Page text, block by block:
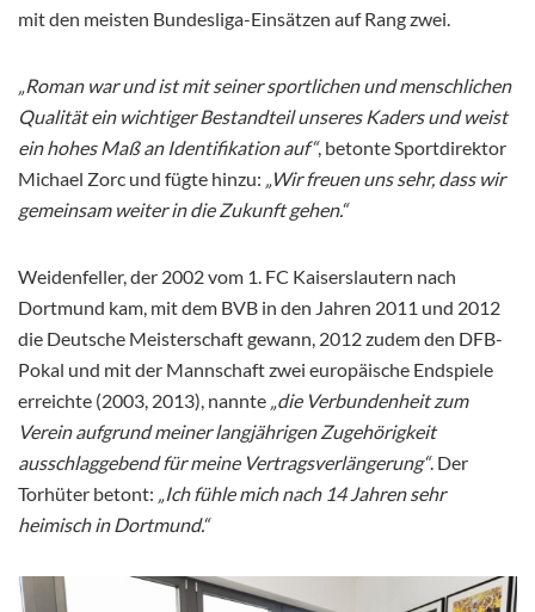
mit den meisten Bundesliga-Einsätzen auf Rang zwei.
„Roman war und ist mit seiner sportlichen und menschlichen
Qualität ein wichtiger Bestandteil unseres Kaders und weist
ein hohes Maß an Identifikation auf“, betonte Sportdirektor
Michael Zorc und fügte hinzu:
„Wir freuen uns sehr, dass wir
gemeinsam weiter in die Zukunft gehen.“
Weidenfeller, der 2002 vom 1. FC Kaiserslautern nach
Dortmund kam, mit dem BVB in den Jahren 2011 und 2012
die Deutsche Meisterschaft gewann, 2012 zudem den DFB-
Pokal und mit der Mannschaft zwei europäische Endspiele
erreichte (2003, 2013), nannte „die Verbundenheit zum
Verein aufgrund meiner langjährigen Zugehörigkeit
ausschlaggebend für meine Vertragsverlängerung“. Der
Torhüter betont:
„Ich fühle mich nach 14 Jahren sehr
heimisch in Dortmund.“